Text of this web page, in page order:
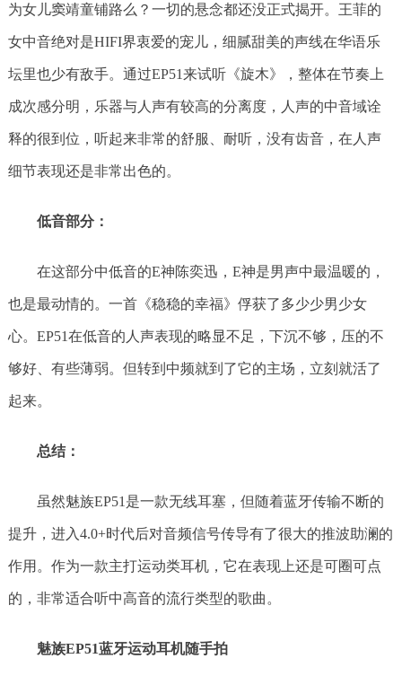
为女儿窦靖童铺路么？一切的悬念都还没正式揭开。王菲的
女中音绝对是HIFI界衷爱的宠儿，细腻甜美的声线在华语乐
坛里也少有敌手。通过EP51来试听《旋木》，整体在节奏上
成次感分明，乐器与人声有较高的分离度，人声的中音域诠
释的很到位，听起来非常的舒服、耐听，没有齿音，在人声
细节表现还是非常出色的。
低音部分：
在这部分中低音的E神陈奕迅，E神是男声中最温暖的，
也是最动情的。一首《稳稳的幸福》俘获了多少少男少女
心。EP51在低音的人声表现的略显不足，下沉不够，压的不
够好、有些薄弱。但转到中频就到了它的主场，立刻就活了
起来。
总结：
虽然魅族EP51是一款无线耳塞，但随着蓝牙传输不断的
提升，进入4.0+时代后对音频信号传导有了很大的推波助澜的
作用。作为一款主打运动类耳机，它在表现上还是可圈可点
的，非常适合听中高音的流行类型的歌曲。
魅族EP51蓝牙运动耳机随手拍